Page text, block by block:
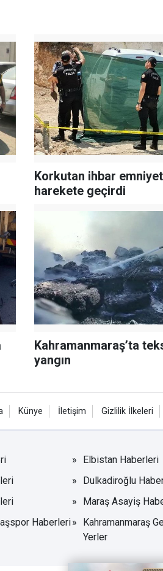
Korkutan ihbar emniyet
harekete geçirdi
Kahramanmaraş’ta
yangın
Künye İletişim Gizlilik İlkeleri
Elbistan Haberleri
Dulkadiroğlu
Maraş Asayiş
Haberleri
Kahramanmaraş
Yerler